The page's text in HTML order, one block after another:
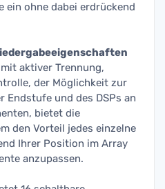
ein ohne dabei erdrückend
mit aktiver Trennung,
der Möglichkeit zur
Endstufe und des DSPs an
bietet die
den Vorteil jedes einzelne
Ihrer Position im Array
anzupassen.